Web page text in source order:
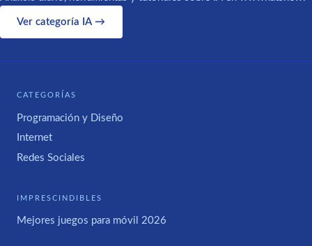
Ver categoría IA →
CATEGORÍAS
Programación y Diseño
Internet
Redes Sociales
IMPRESCINDIBLES
Mejores juegos para móvil 2026